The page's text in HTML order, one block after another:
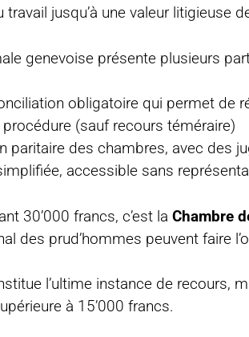
jusqu’à une valeur litigieuse
genevoise présente plusieurs
obligatoire qui permet de
(sauf recours téméraire)
paritaire des chambres, avec des
accessible sans
30’000 francs, c’est la Chambre
des prud’hommes peuvent faire
l’ultime instance de recours,
à 15’000 francs.